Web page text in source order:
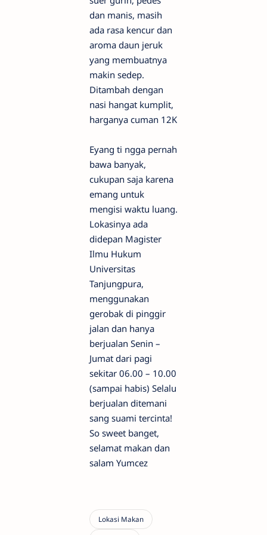
dan manis, masih
ada rasa kencur dan
aroma daun jeruk
yang membuatnya
makin sedep.
Ditambah dengan
nasi hangat kumplit,
harganya cuman 12K
Eyang ti ngga pernah
bawa banyak,
cukupan saja karena
emang untuk
mengisi waktu luang.
Lokasinya ada
didepan Magister
Ilmu Hukum
Universitas
Tanjungpura,
menggunakan
gerobak di pinggir
jalan dan hanya
berjualan Senin –
Jumat dari pagi
sekitar 06.00 – 10.00
(sampai habis) Selalu
berjualan ditemani
sang suami tercinta!
So sweet banget,
selamat makan dan
salam Yumcez